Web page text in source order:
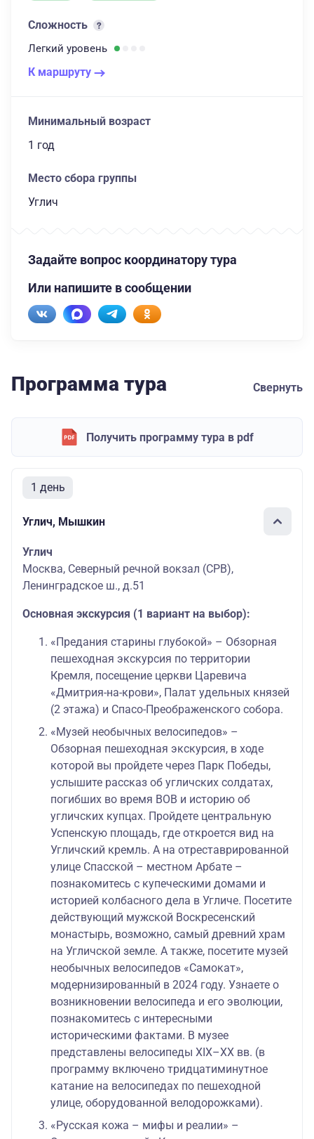
Сложность
Легкий уровень
К маршруту
Минимальный возраст
1 год
Место сбора группы
Углич
Задайте вопрос координатору тура
Или напишите в сообщении
Программа тура Свернуть
Получить программу тура в pdf
1 день
Углич, Мышкин
Углич
Москва, Северный речной вокзал (СРВ),
Ленинградское ш., д.51
Основная экскурсия (1 вариант на выбор):
«Предания старины глубокой» – Обзорная
пешеходная экскурсия по территории
Кремля, посещение церкви Царевича
«Дмитрия-на-крови», Палат удельных князей
(2 этажа) и Спасо-Преображенского собора.
«Музей необычных велосипедов» –
Обзорная пешеходная экскурсия, в ходе
которой вы пройдете через Парк Победы,
услышите рассказ об угличских солдатах,
погибших во время ВОВ и историю об
угличских купцах. Пройдете центральную
Успенскую площадь, где откроется вид на
Угличский кремль. А на отреставрированной
улице Спасской – местном Арбате –
познакомитесь с купеческими домами и
историей колбасного дела в Угличе. Посетите
действующий мужской Воскресенский
монастырь, возможно, самый древний храм
на Угличской земле. А также, посетите музей
необычных велосипедов «Самокат»,
модернизированный в 2024 году. Узнаете о
возникновении велосипеда и его эволюции,
познакомитесь с интересными
историческими фактами. В музее
представлены велосипеды XIX–XX вв. (в
программу включено тридцатиминутное
катание на велосипедах по пешеходной
улице, оборудованной велодорожками).
«Русская кожа – мифы и реалии» –